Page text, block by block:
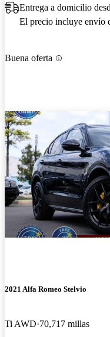
Entrega a domicilio
El precio incluye envío
Buena oferta
2021 Alfa Romeo Stelvio
Ti AWD 70,717 millas